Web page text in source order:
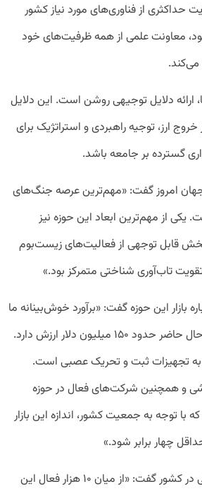
حداکثری از فناوری‌های مورد نیاز کشور
معاونت علمی از همه ظرفیت‌های خود
می‌کند.
ارائه دلایل توجیهی روشن است. این دلایل
ارز، توجیه راهبردی و استراتژیک برای
گسترده بر جامعه باشد.
جهان امروز گفت: «مهم‌ترین عرصه جنگ‌های
از مهم‌ترین ابعاد این حوزه نیز
قابل توجهی از فعالیت‌های زیست‌بوم
تاب‌آوری شناختی متمرکز بود.»
بازار این حوزه گفت: «برآورد خوش‌بینانه ما
نشان می‌دهد بازار فناوری‌های شناختی کشور در حال حاضر حدود ۱۵۰ میلیون دلار ارزش دارد.
میلیون دلار مربوط به تجهیزات ثبت و تحریک عصبی است.
و همچنین شرکت‌های فعال در حوزه
توجه به جمعیت کشور، اندازه این بازار
پورعباسی با اشاره به وضعیت فناوری‌های شناختی در کشور گفت: «از میان ۱۰ هزار فعال این